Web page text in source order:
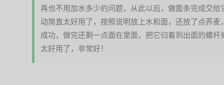
再也不用加水多少的问题，从此以后，做面条完成交
动简直太好用了，按照说明放上水和面，还放了点荞
成功，做完还剩一点面在里面，把它归着到出面的螺
太好用了，非常好！